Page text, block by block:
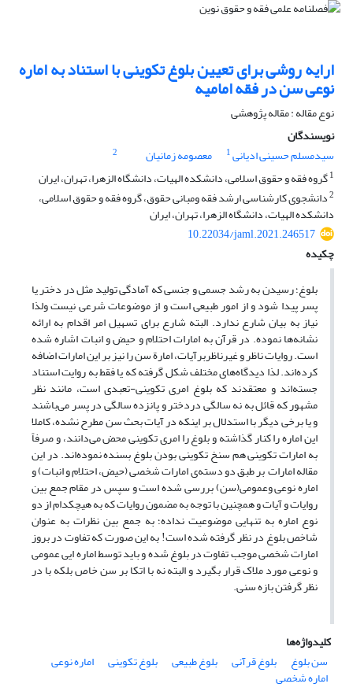
ارایه روشی برای تعیین بلوغ تکوینی با استناد به اماره
نوعی سن در فقه امامیه
نوع مقاله : مقاله پژوهشی
نویسندگان
سیدمسلم حسینی ادیانی1 معصومه زمانیان
2
1گروه فقه و حقوق اسلامی، دانشکده الهیات، دانشگاه الزهرا، تهران، ایران
2دانشجوی کارشناسی ارشد فقه ومبانی حقوق، گروه فقه و حقوق اسلامی،
دانشکده الهیات، دانشگاه الزهرا، تهران، ایران
10.22034/jaml.2021.246517
چکیده
بلوغ؛ رسیدن به رشد جسمی ‌و جنسی که آمادگی تولید مثل در دختر یا
پسر پیدا شود و از امور طبیعی است و از موضوعات شرعی نیست ولذا
نیاز به بیان شارع ندارد. البته شارع برای تسهیل امر اقدام به ارائه
نشانه‌ها نموده. در قرآن به امارات احتلام و حیض و انبات اشاره شده
است. روایات ناظر و غیرناظربرآیات، امارة سن را نیز بر این امارات اضافه
کرده‌اند. لذا دیدگاه‌‌های مختلف شکل گرفته که یا فقط به روایت استناد
جسته‌اند و معتقدند که بلوغ امری تکوینی-تعبدی است، مانند نظر
مشهور که قائل به نه سالگی دردختر و پانزده سالگی در پسر می‌‌باشند
و یا برخی دیگر با استدلال بر اینکه در آیات بحث سن مطرح نشده، کاملا
این اماره را کنار گذاشته و بلوغ را امری تکوینی محض می‌‌دانند، و صرفاً
به امارات تکوینی هم سنخ تکوینی بودن بلوغ بسنده نموده‌اند. در این
مقاله امارات بر طبق دو دسته‌ی امارات شخصی (حیض، احتلام و انبات) و
اماره نوعی وعمومی‌‌(سن) بررسی شده است و سپس در مقام جمع بین
روایات و آیات و همچنین با توجه به مضمون روایات که به هیچکدام از دو
نوع اماره به تنهایی موضوعیت نداده؛ به جمع بین نظرات به عنوان
شاخص بلوغ در نظر گرفته شده است! به این صورت که تفاوت در بروز
امارات شخصی موجب تفاوت در بلوغ شده و باید توسط اماره ایی عمومی
‌‌و نوعی مورد ملاک قرار بگیرد و البته نه با اتکا بر سن خاص بلکه با در
نظر گرفتن بازه سنی.
کلیدواژه‌ها
سن بلوغ
بلوغ قرآنی بلوغ طبیعی بلوغ تکوینی اماره نوعی
اماره شخصی